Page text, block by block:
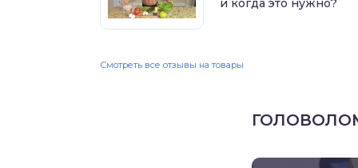
и когда это нужно?
Смотреть все отзывы на товары